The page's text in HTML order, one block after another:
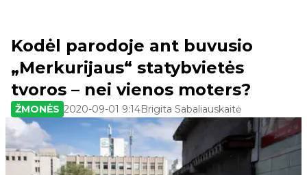
Kodėl parodoje ant buvusio
„Merkurijaus“ statybvietės
tvoros – nei vienos moters?
ŽMONĖS 2020-09-01 9:14Brigita Sabaliauskaitė